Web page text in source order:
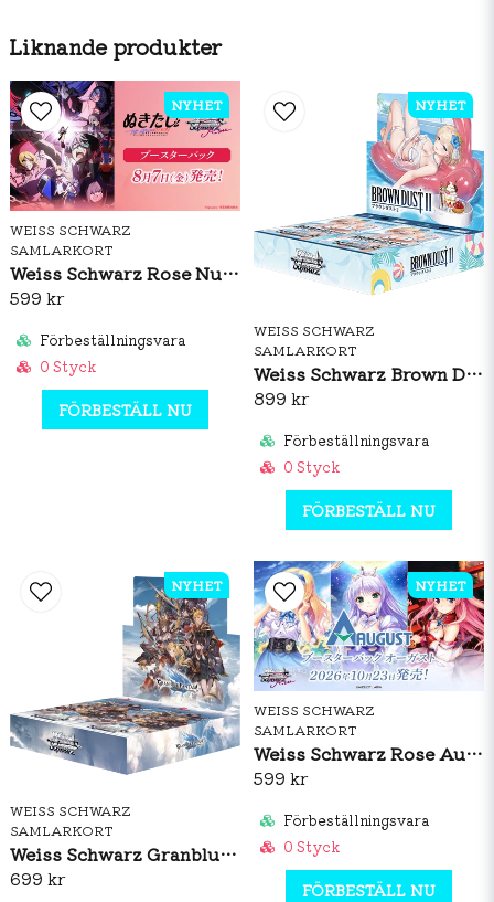
Liknande produkter
WEISS SCHWARZ
SAMLARKORT
Weiss Schwarz Rose Nukitashi The Animation Booster Box (JP)
599 kr
Förbeställningsvara
0 Styck
FÖRBESTÄLL NU
NYHET
WEISS SCHWARZ
SAMLARKORT
Weiss Schwarz Brown Dust 2 Booster Box (JP)
899 kr
Förbeställningsvara
0 Styck
FÖRBESTÄLL NU
NYHET
WEISS SCHWARZ
SAMLARKORT
Weiss Schwarz Granblue Fantasy Booster Box (JP)
699 kr
NYHET
WEISS SCHWARZ
SAMLARKORT
Weiss Schwarz Rose August Booster Box (JP)
599 kr
Förbeställningsvara
0 Styck
FÖRBESTÄLL NU
NYHET